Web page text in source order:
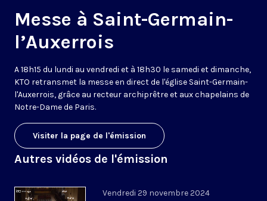
Messe à Saint-Germain-
l’Auxerrois
A 18h15 du lundi au vendredi et à 18h30 le samedi et dimanche,
KTO retransmet la messe en direct de l'église Saint-Germain-
l'Auxerrois, grâce au recteur archiprêtre et aux chapelains de
Notre-Dame de Paris.
Visiter la page de l'émission
Autres vidéos de l'émission
Vendredi 29 novembre 2024